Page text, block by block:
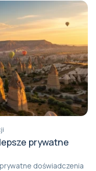
prywatne
doświadczenia